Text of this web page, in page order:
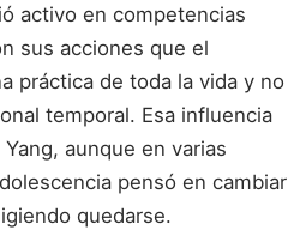
activo en competencias
sus acciones que el
práctica de toda la vida y no
temporal. Esa influencia
aunque en varias
pensó en cambiar
quedarse.